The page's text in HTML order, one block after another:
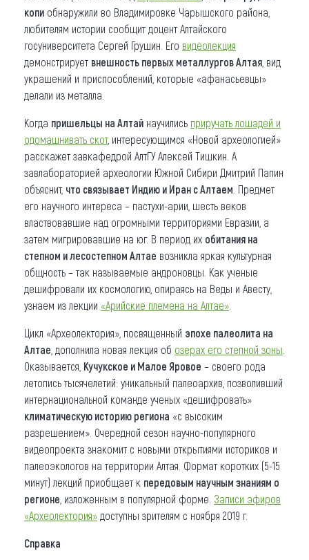
копи обнаружили во Владимировке Чарышского района,
любителям истории сообщит доцент Алтайского
госуниверситета Сергей Грушин. Его видеолекция
демонстрирует внешность первых металлургов Алтая , вид
украшений и приспособлений, которые «афанасьевцы»
делали из металла.
Когда пришельцы на Алтай научились приручать лошадей и
одомашнивать скот, интересующимся «Новой археологией»
расскажет завкафедрой АлтГУ Алексей Тишкин. А
завлабораторией археологии Южной Сибири Дмитрий Папин
объяснит, что связывает Индию и Иран с Алтаем . Предмет
его научного интереса – пастухи-арии, шесть веков
властвовавшие над огромными территориями Евразии, а
затем мигрировавшие на юг. В период их обитания на
степном и лесостепном Алтае возникла яркая культурная
общность – так называемые андроновцы. Как ученые
дешифровали их космологию, опираясь на Веды и Авесту,
узнаем из лекции «Арийские племена на Алтае»
Цикл «Археолектория», посвященный эпохе палеолита на
Алтае , дополнила новая лекция об озерах его степной зоны
Оказывается, Кучукское и Малое Яровое – своего рода
летопись тысячелетий: уникальный палеоархив, позволивший
интернациональной команде ученых «дешифровать»
климатическую историю региона «с высоким
разрешением». Очередной сезон научно-популярного
видеопроекта знакомит с новыми открытиями историков и
палеоэкологов на территории Алтая. Формат коротких (5-15
минут) лекций приобщает к передовым научным знаниям о
регионе , изложенным в популярной форме. Записи эфиров
«Археолектория» доступны зрителям с ноября 2019 г.
Справка